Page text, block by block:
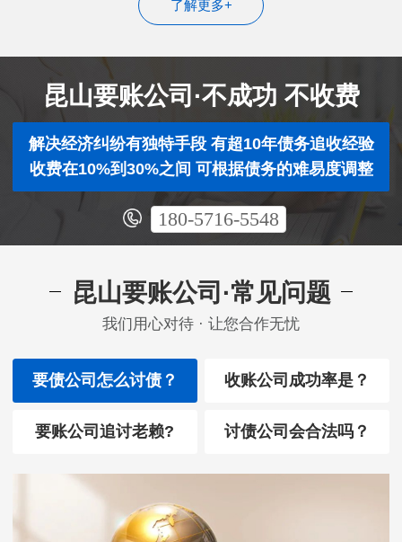
了解更多+
昆山要账公司·不成功 不收费
解决经济纠纷有独特手段 有超10年债务追收经验
收费在10%到30%之间 可根据债务的难易度调整
180-5716-5548
昆山要账公司·常见问题
我们用心对待 · 让您合作无忧
要债公司怎么讨债？ 收账公司成功率是？
要账公司追讨老赖? 讨债公司会合法吗？